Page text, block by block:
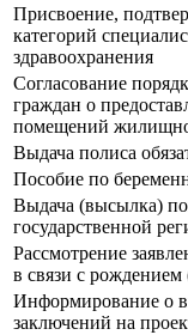
Присвоение,
категорий
здравоохранения
Согласование
граждан о
помещений
Выдача полиса
Пособие по
Выдача (высылка)
государственной
Рассмотрение
в связи с
Информирование о
заключений на